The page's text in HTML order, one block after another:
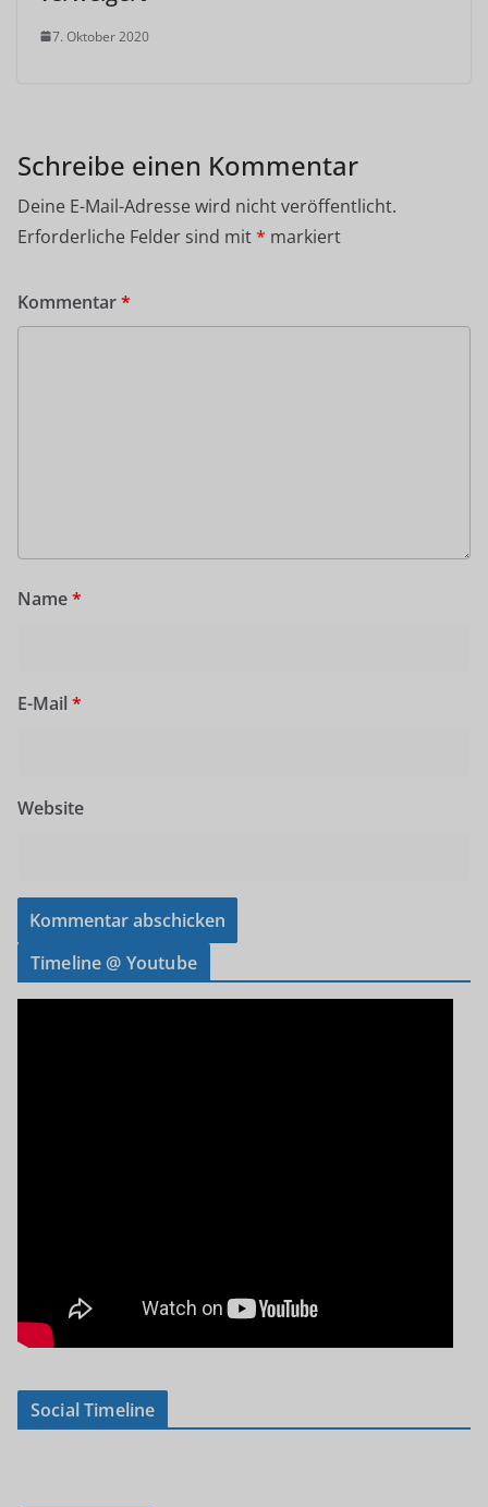
7. Oktober 2020
Schreibe einen Kommentar
Deine E-Mail-Adresse wird nicht veröffentlicht.
Erforderliche Felder sind mit* markiert
Kommentar*
Name*
E-Mail *
Website
Timeline @ Youtube
Social Timeline